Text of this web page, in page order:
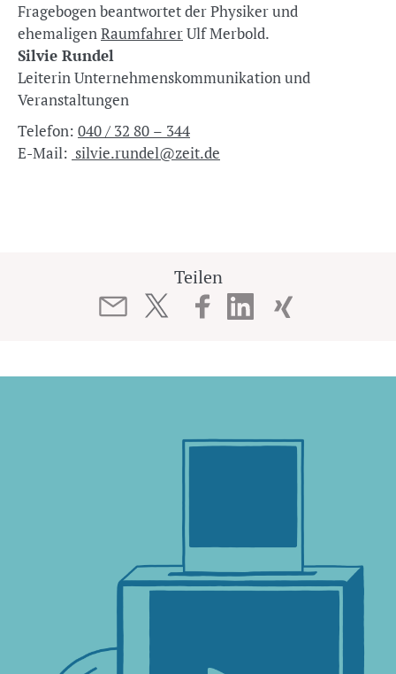
Fragebogen beantwortet der Physiker und
ehemaligenRaumfahrerUlf Merbold.
Silvie Rundel
Leiterin Unternehmenskommunikation und
Veranstaltungen
Telefon: 040 / 32 80 – 344
E-Mail: silvie.rundel@zeit.de
Teilen